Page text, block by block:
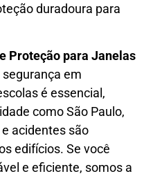
duradoura para
Proteção para Janelas
em
é essencial,
como São Paulo,
acidentes são
edifícios. Se você
e eficiente, somos a